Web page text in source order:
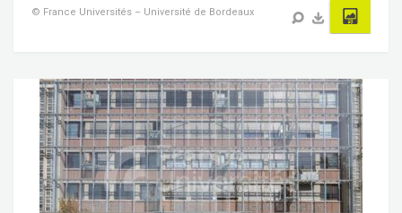
© France Universités – Université de Bordeaux